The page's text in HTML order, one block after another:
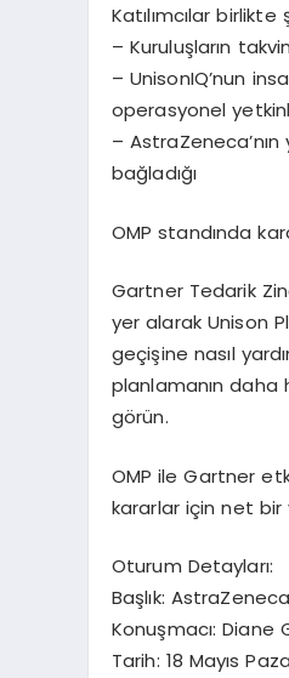
Katılımcılar birlikte
– Kuruluşların
– UnisonIQ’nun
operasyonel
– AstraZeneca’nın
bağladığı
OMP standında
Gartner Tedarik
yer alarak Unison
geçişine nasıl yardı
planlamanın daha
görün.
OMP ile Gartner
kararlar için net bir
Oturum Detayları:
Başlık:
Konuşmacı: Diane
Tarih: 18 Mayıs